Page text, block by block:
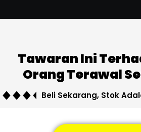
Tawaran Ini
Orang Terawal
Beli Sekarang, Stok